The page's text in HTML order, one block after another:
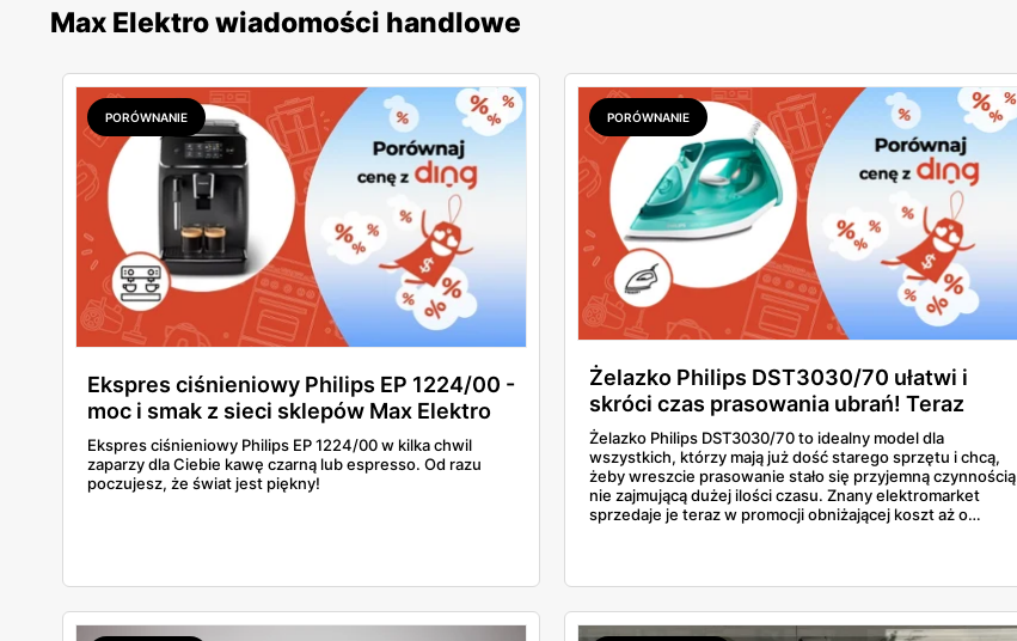
Max Elektro wiadomości handlowe
PORÓWNANIE
Ekspres ciśnieniowy Philips EP 1224/00 -
moc i smak z sieci sklepów Max Elektro
Ekspres ciśnieniowy Philips EP 1224/00 w kilka chwil
zaparzy dla Ciebie kawę czarną lub espresso. Od razu
poczujesz, że świat jest piękny!
PORÓWNANIE
Żelazko Philips DST3030/70 ułatwi i
skróci czas prasowania ubrań! Teraz
kupisz je w promocji, którą oferuje tylko
jeden sklep!
Żelazko Philips DST3030/70 to idealny model dla
wszystkich, którzy mają już dość starego sprzętu i chcą,
żeby wreszcie prasowanie stało się przyjemną czynnością
nie zajmującą dużej ilości czasu. Znany elektromarket
sprzedaje je teraz w promocji obniżającej koszt aż o